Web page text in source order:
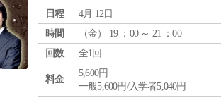
日程
4月 12日
時間
（金） 19 ：00 ～ 21 ：00
回数
全1回
料金
5,600円
一般5,600円/入学者5,040円